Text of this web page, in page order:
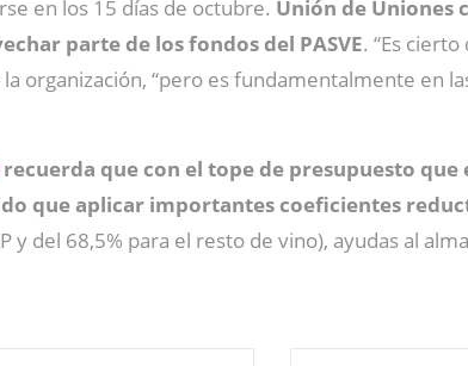
en los 15 días de octubre. Unión de Uniones
parte de los fondos del PASVE. “Es
la organización, “pero es fundamentalmente
recuerda que con el tope de presupuesto que
que aplicar importantes coeficientes
y del 68,5% para el resto de vino), ayudas al